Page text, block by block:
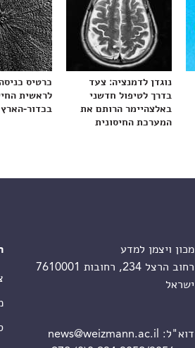
נוגדן לדמנציה: צעד
בדרך לטיפול חדשני
באלצהיימר הרותם את
המערכת החיסונית
כרטיס
לראשית
בכדור-הארץ
מכון ויצמן למדע
רחוב הרצל 234, רחובות 7610001
ישראל
דוא"ל:
news@weizmann.ac.il